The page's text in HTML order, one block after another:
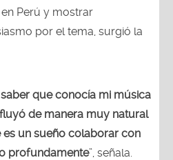
Perú y mostrar
por el tema, surgió la
que conocía mi música
de manera muy natural
un sueño colaborar con
profundamente”, señala.